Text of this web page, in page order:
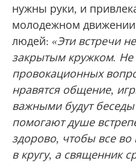
нужны руки, и
молодежном
людей: «Эти встречи
закрытым кружком. Не
провокационных
нравятся общение,
важными будут
помогают душе
здорово, чтобы все
в кругу, а священник